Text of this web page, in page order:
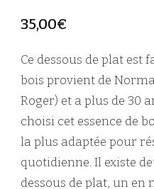
35,00€
Ce dessous de plat est
bois provient de
Roger) et a plus de 30
choisi cet essence de
la plus adaptée pour
quotidienne. Il existe
dessous de plat, un